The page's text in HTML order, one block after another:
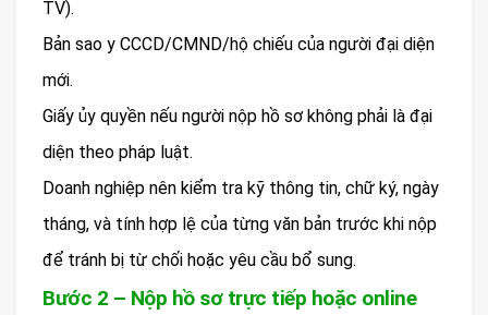
TV).
Bản sao y CCCD/CMND/hộ chiếu của người đại diện
mới.
Giấy ủy quyền nếu người nộp hồ sơ không phải là đại
diện theo pháp luật.
Doanh nghiệp nên kiểm tra kỹ thông tin, chữ ký, ngày
tháng, và tính hợp lệ của từng văn bản trước khi nộp
để tránh bị từ chối hoặc yêu cầu bổ sung.
Bước 2 – Nộp hồ sơ trực tiếp hoặc online